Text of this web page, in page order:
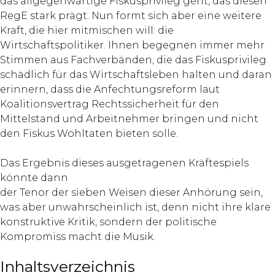
RegE stark prägt. Nun formt sich aber eine weitere
Kraft, die hier mitmischen will: die
Wirtschaftspolitiker. Ihnen begegnen immer mehr
Stimmen aus Fachverbänden, die das Fiskusprivileg
schädlich für das Wirtschaftsleben halten und daran
erinnern, dass die Anfechtungsreform laut
Koalitionsvertrag Rechtssicherheit für den
Mittelstand und Arbeitnehmer bringen und nicht
den Fiskus Wohltaten bieten solle.
Das Ergebnis dieses ausgetragenen Kräftespiels
könnte dann
der Tenor der sieben Weisen dieser Anhörung sein,
was aber unwahrscheinlich ist, denn nicht ihre klare
konstruktive Kritik, sondern der politische
Kompromiss macht die Musik.
Inhaltsverzeichnis